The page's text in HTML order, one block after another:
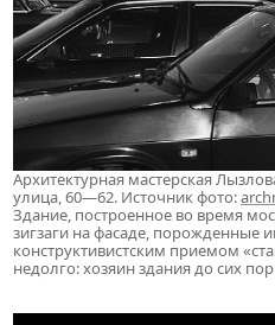
Архитектурная мастерская
улица, 60—62. Источник фото:
Здание, построенное во время
зигзаги на фасаде, порожденные
конструктивистским приемом
недолго: хозяин здания до сих